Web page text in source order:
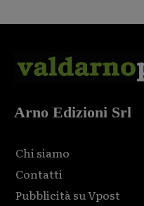
Arno Edizioni Srl
Chi siamo
Contatti
Pubblicità su Vpost